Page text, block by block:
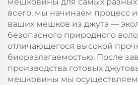
всего, мы начинаем процесс
ваших мешков из джута —
безопасного природного
отличающегося высокой
биоразлагаемостью. После
производства готовых
мешковины мы осуществляем